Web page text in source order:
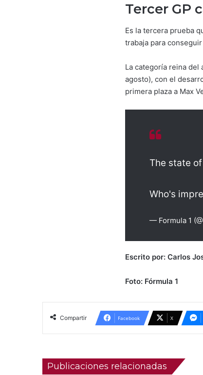
Tercer GP
Es la tercera prueba
trabaja para
La categoría reina del
agosto), con el
primera plaza a Max
The state
Who's
— Formula 1
Escrito por: Carlos
Foto: Fórmula 1
Compartir Facebook X
Publicaciones relacionadas